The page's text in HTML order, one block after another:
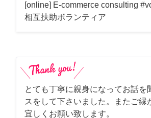
[online] E-commerce consulting
相互扶助ボランティア
とても丁寧に親身になってお話を
スをして下さいました。またご縁
宜しくお願い致します。